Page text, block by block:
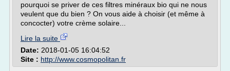
pourquoi se priver de ces filtres minéraux bio qui ne nous
veulent que du bien ? On vous aide à choisir (et même à
concocter) votre crème solaire...
Lire la suite
Date: 2018-01-05 16:04:52
Site : http://www.cosmopolitan.fr